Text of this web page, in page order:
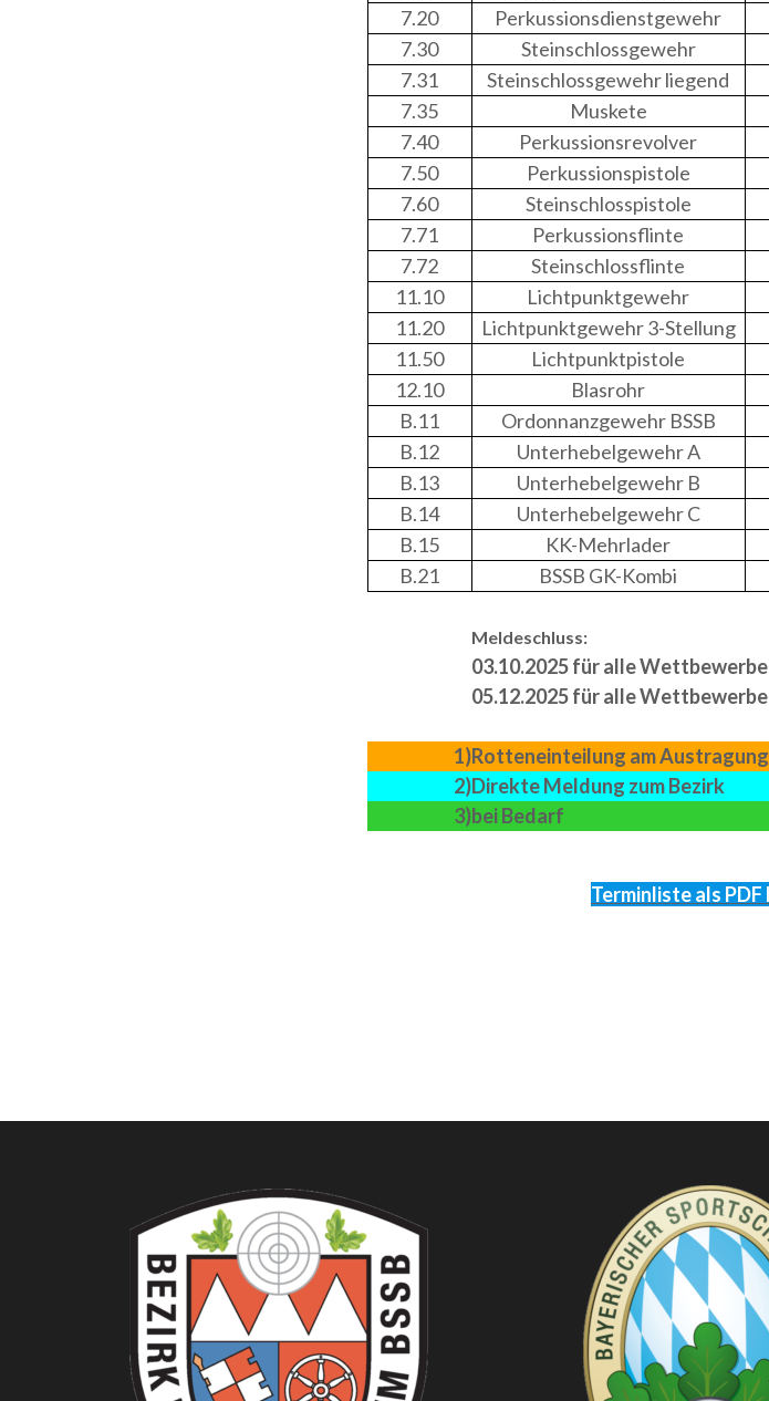
7.20
Perkussionsdienstgewehr
7.30
Steinschlossgewehr
7.31
Steinschlossgewehr liegend
7.35
Muskete
7.40
Perkussionsrevolver
7.50
Perkussionspistole
7.60
Steinschlosspistole
7.71
Perkussionsflinte
7.72
Steinschlossflinte
11.10
Lichtpunktgewehr
11.20
Lichtpunktgewehr 3-Stellung
11.50
Lichtpunktpistole
12.10
Blasrohr
B.11
Ordonnanzgewehr BSSB
B.12
Unterhebelgewehr A
B.13
Unterhebelgewehr B
B.14
Unterhebelgewehr C
B.15
KK-Mehrlader
B.21
BSSB GK-Kombi
Meldeschluss:
03.10.2025 für alle
05.12.2025 für alle
1)Rotteneinteilung am
2)Direkte Meldung zum Bezirk
3)bei Bedarf
Terminliste als